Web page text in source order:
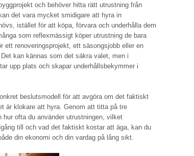
och behöver hitta rätt utrustning från
det vara mycket smidigare att hyra in
istället för att köpa, förvara och underhålla dem
som reflexmässigt köper utrustning de bara
ett renoveringsprojekt, ett säsongsjobb eller en
kan kännas som det säkra valet, men i
upp plats och skapar underhållsbekymmer i
beslutsmodell för att avgöra om det faktiskt
är klokare att hyra. Genom att titta på tre
hur ofta du använder utrustningen, vilket
till och vad det faktiskt kostar att äga, kan du
din ekonomi och din vardag på lång sikt.